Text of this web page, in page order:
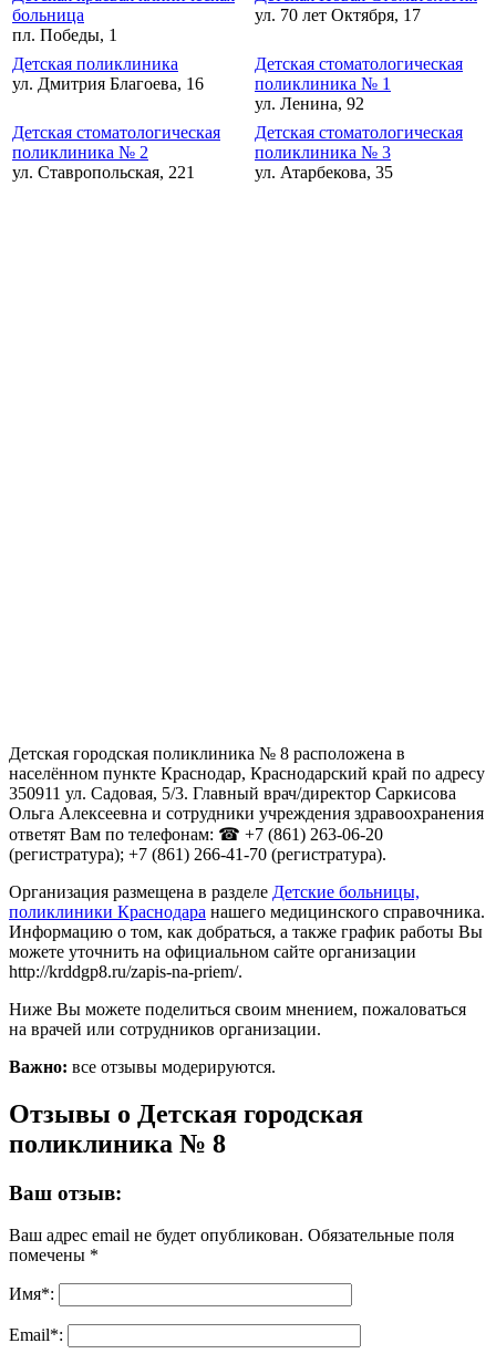
больница
пл. Победы, 1
ул. 70 лет Октября, 17
Детская поликлиника
ул. Дмитрия Благоева, 16
Детская стоматологическая
поликлиника № 1
ул. Ленина, 92
Детская стоматологическая
поликлиника № 2
ул. Ставропольская, 221
Детская стоматологическая
поликлиника № 3
ул. Атарбекова, 35
Детская городская поликлиника № 8 расположена в
населённом пункте Краснодар, Краснодарский край по адресу
350911 ул. Садовая, 5/3. Главный врач/директор Саркисова
Ольга Алексеевна и сотрудники учреждения здравоохранения
ответят Вам по телефонам: ☎ +7 (861) 263-06-20
(регистратура); +7 (861) 266-41-70 (регистратура).
Организация размещена в разделе Детские больницы,
поликлиники Краснодара нашего медицинского справочника.
Информацию о том, как добраться, а также график работы Вы
можете уточнить на официальном сайте организации
http://krddgp8.ru/zapis-na-priem/.
Ниже Вы можете поделиться своим мнением, пожаловаться
на врачей или сотрудников организации.
Важно: все отзывы модерируются.
Отзывы о Детская городская
поликлиника № 8
Ваш отзыв:
Ваш адрес email не будет опубликован. Обязательные поля
помечены *
Имя*:
Email*: